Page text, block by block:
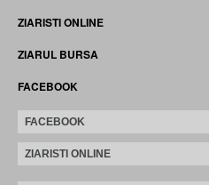
ZIARISTI ONLINE
ZIARUL BURSA
FACEBOOK
FACEBOOK
ZIARISTI ONLINE